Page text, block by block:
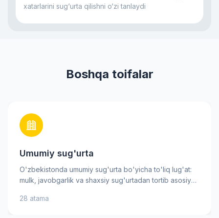
xatarlarini sug‘urta qilishni o‘zi tanlaydi
Boshqa toifalar
Umumiy sug'urta
O'zbekistonda umumiy sug'urta bo'yicha to'liq lug'at:
mulk, javobgarlik va shaxsiy sug'urtadan tortib asosiy
tovon puli kabi muhim atamalarni bilib oling — bu sizga
28 atama